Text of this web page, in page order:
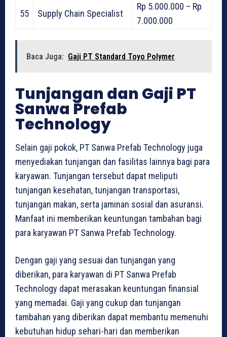
55 Supply Chain Specialist
Rp 5.000.000 – Rp
7.000.000
Baca Juga: Gaji PT Standard Toyo Polymer
Tunjangan dan Gaji PT
Sanwa Prefab
Technology
Selain gaji pokok, PT Sanwa Prefab Technology juga
menyediakan tunjangan dan fasilitas lainnya bagi para
karyawan. Tunjangan tersebut dapat meliputi
tunjangan kesehatan, tunjangan transportasi,
tunjangan makan, serta jaminan sosial dan asuransi.
Manfaat ini memberikan keuntungan tambahan bagi
para karyawan PT Sanwa Prefab Technology.
Dengan gaji yang sesuai dan tunjangan yang
diberikan, para karyawan di PT Sanwa Prefab
Technology dapat merasakan keuntungan finansial
yang memadai. Gaji yang cukup dan tunjangan
tambahan yang diberikan dapat membantu memenuhi
kebutuhan hidup sehari-hari dan memberikan